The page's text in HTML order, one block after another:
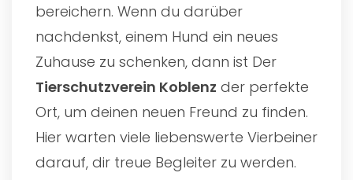
bereichern. Wenn du darüber
nachdenkst, einem Hund ein neues
Zuhause zu schenken, dann ist Der
Tierschutzverein Koblenz der perfekte
Ort, um deinen neuen Freund zu finden.
Hier warten viele liebenswerte Vierbeiner
darauf, dir treue Begleiter zu werden.